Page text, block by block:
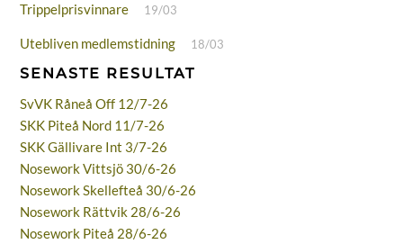
Trippelprisvinnare 19/03
Utebliven medlemstidning 18/03
SENASTE RESULTAT
SvVK Råneå Off 12/7-26
SKK Piteå Nord 11/7-26
SKK Gällivare Int 3/7-26
Nosework Vittsjö 30/6-26
Nosework Skellefteå 30/6-26
Nosework Rättvik 28/6-26
Nosework Piteå 28/6-26